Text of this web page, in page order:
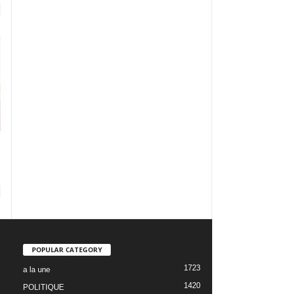
POPULAR CATEGORY
a la une 1723
POLITIQUE 1420